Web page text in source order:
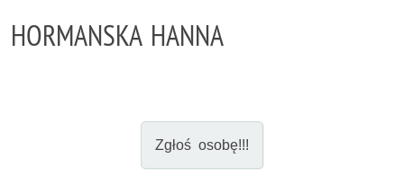
HORMANSKA HANNA
Zgłoś osobę!!!